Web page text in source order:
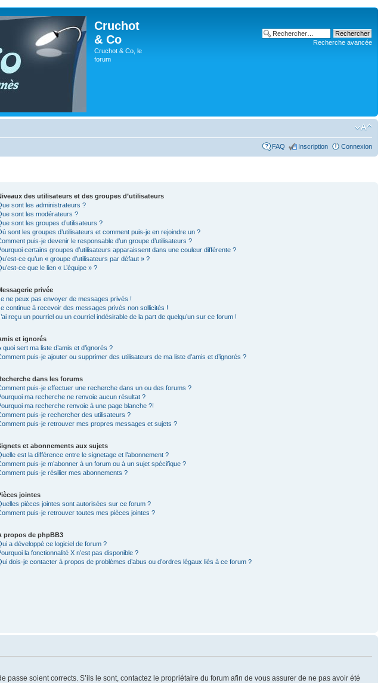
Cruchot
& Co
Cruchot & Co, le
forum
Recherche avancée
FAQ Inscription Connexion
des utilisateurs et des groupes d’utilisateurs
sont les administrateurs ?
sont les modérateurs ?
sont les groupes d’utilisateurs ?
sont les groupes d’utilisateurs et comment puis-je en rejoindre un ?
puis-je devenir le responsable d’un groupe d’utilisateurs ?
certains groupes d’utilisateurs apparaissent dans une couleur différente ?
ce qu’un « groupe d’utilisateurs par défaut » ?
ce que le lien « L’équipe » ?
privée
ne peux pas envoyer de messages privés !
continue à recevoir des messages privés non sollicités !
reçu un pourriel ou un courriel indésirable de la part de quelqu’un sur ce forum !
et ignorés
quoi sert ma liste d’amis et d’ignorés ?
puis-je ajouter ou supprimer des utilisateurs de ma liste d’amis et d’ignorés ?
dans les forums
puis-je effectuer une recherche dans un ou des forums ?
ma recherche ne renvoie aucun résultat ?
ma recherche renvoie à une page blanche ?!
puis-je rechercher des utilisateurs ?
puis-je retrouver mes propres messages et sujets ?
et abonnements aux sujets
est la différence entre le signetage et l’abonnement ?
puis-je m’abonner à un forum ou à un sujet spécifique ?
puis-je résilier mes abonnements ?
jointes
pièces jointes sont autorisées sur ce forum ?
puis-je retrouver toutes mes pièces jointes ?
propos de phpBB3
a développé ce logiciel de forum ?
la fonctionnalité X n’est pas disponible ?
dois-je contacter à propos de problèmes d’abus ou d’ordres légaux liés à ce forum ?
soient corrects. S’ils le sont, contactez le propriétaire du forum afin de vous assurer de ne pas avoir été